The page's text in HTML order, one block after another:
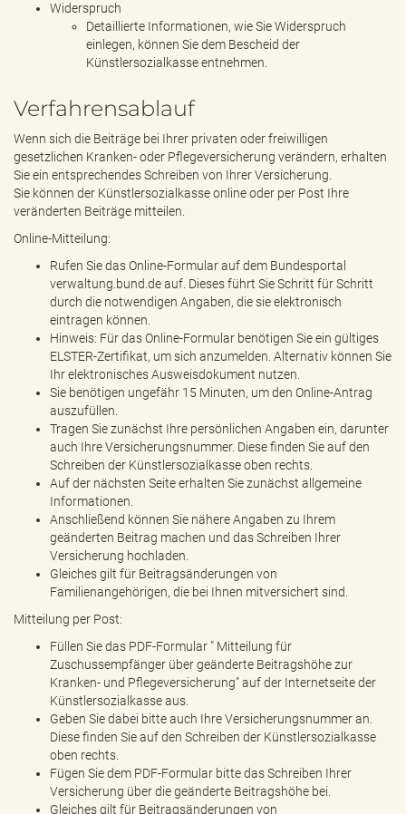
Widerspruch
Detaillierte Informationen, wie Sie Widerspruch
einlegen, können Sie dem Bescheid der
Künstlersozialkasse entnehmen.
Verfahrensablauf
Wenn sich die Beiträge bei Ihrer privaten oder freiwilligen
gesetzlichen Kranken- oder Pflegeversicherung verändern, erhalten
Sie ein entsprechendes Schreiben von Ihrer Versicherung.
Sie können der Künstlersozialkasse online oder per Post Ihre
veränderten Beiträge mitteilen.
Online-Mitteilung:
Rufen Sie das Online-Formular auf dem Bundesportal
verwaltung.bund.de auf. Dieses führt Sie Schritt für Schritt
durch die notwendigen Angaben, die sie elektronisch
eintragen können.
Hinweis: Für das Online-Formular benötigen Sie ein gültiges
ELSTER-Zertifikat, um sich anzumelden. Alternativ können Sie
Ihr elektronisches Ausweisdokument nutzen.
Sie benötigen ungefähr 15 Minuten, um den Online-Antrag
auszufüllen.
Tragen Sie zunächst Ihre persönlichen Angaben ein, darunter
auch Ihre Versicherungsnummer. Diese finden Sie auf den
Schreiben der Künstlersozialkasse oben rechts.
Auf der nächsten Seite erhalten Sie zunächst allgemeine
Informationen.
Anschließend können Sie nähere Angaben zu Ihrem
geänderten Beitrag machen und das Schreiben Ihrer
Versicherung hochladen.
Gleiches gilt für Beitragsänderungen von
Familienangehörigen, die bei Ihnen mitversichert sind.
Mitteilung per Post:
Füllen Sie das PDF-Formular " Mitteilung für
Zuschussempfänger über geänderte Beitragshöhe zur
Kranken- und Pflegeversicherung" auf der Internetseite der
Künstlersozialkasse aus.
Geben Sie dabei bitte auch Ihre Versicherungsnummer an.
Diese finden Sie auf den Schreiben der Künstlersozialkasse
oben rechts.
Fügen Sie dem PDF-Formular bitte das Schreiben Ihrer
Versicherung über die geänderte Beitragshöhe bei.
Gleiches gilt für Beitragsänderungen von